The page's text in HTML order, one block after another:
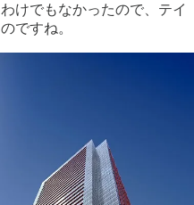
けでもなかったので、テイ
ですね。